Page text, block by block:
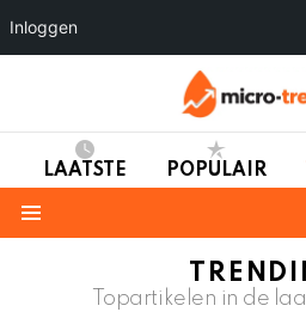
LAATSTE POPULAIR
Topartikelen in de
Inloggen